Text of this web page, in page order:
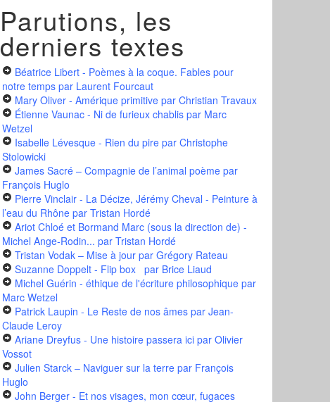
Parutions, les
derniers textes
Béatrice Libert - Poèmes à la coque. Fables pour
notre tempspar Laurent Fourcaut
Mary Oliver - Amérique primitivepar Christian Travaux
Étienne Vaunac - Ni de furieux chablispar Marc
Wetzel
Isabelle Lévesque - Rien du pirepar Christophe
Stolowicki
James Sacré – Compagnie de l’animal poèmepar
François Huglo
Pierre Vinclair - La Décize, Jérémy Cheval - Peinture à
l’eau du Rhônepar Tristan Hordé
Ariot Chloé et Bormand Marc (sous la direction de) -
Michel Ange-Rodin... par Tristan Hordé
Tristan Vodak – Mise à jourpar Grégory Rateau
Suzanne Doppelt - Flip box par Brice Liaud
Michel Guérin - éthique de l'écriture philosophiquepar
Marc Wetzel
Patrick Laupin - Le Reste de nos âmespar Jean-
Claude Leroy
Ariane Dreyfus - Une histoire passera icipar Olivier
Vossot
Julien Starck – Naviguer sur la terrepar François
Huglo
John Berger - Et nos visages, mon cœur, fugaces